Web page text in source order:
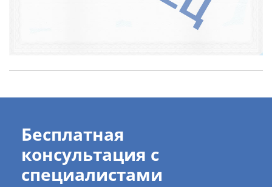
Бесплатная
консультация с
специалистами